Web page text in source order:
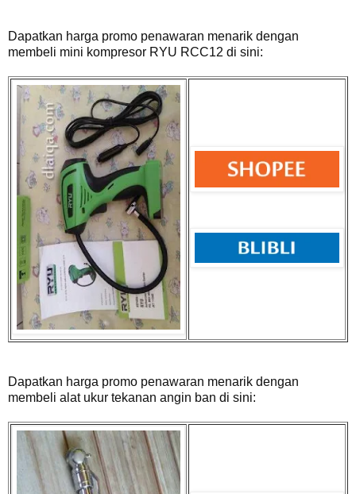
Dapatkan harga promo penawaran menarik dengan
membeli mini kompresor RYU RCC12 di sini:
Dapatkan harga promo penawaran menarik dengan
membeli alat ukur tekanan angin ban di sini: